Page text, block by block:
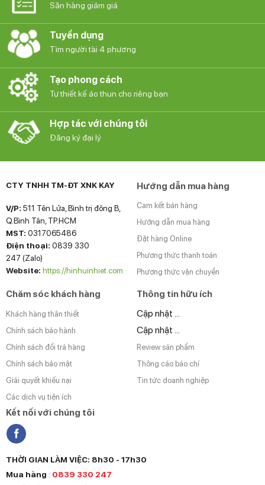
Săn hàng giảm giá
Tuyển dụng
Tìm người tài 4 phương
Tạo phong cách
Tự thiết kế áo thun cho riêng bạn
Hợp tác với chúng tôi
Đăng ký đại lý
CTY TNHH TM-ĐT XNK KAY
V/P: 511 Tên Lửa, Bình trị đông B,
Q.Bình Tân, TP.HCM
MST: 0317065486
Điện thoại: 0839 330
247 (Zalo)
Website: https://hinhuinhiet.com
Hướng dẫn mua hàng
Cam kết bán hàng
Hướng dẫn mua hàng
Đặt hàng Online
Phương thức thanh toán
Phương thức vận chuyển
Chăm sóc khách hàng
Khách hàng thân thiết
Chính sách bảo hành
Chính sách đổi trả hàng
Chính sách bảo mật
Giải quyết khiếu nại
Các dịch vụ tiện ích
Thông tin hữu ích
Cập nhật ...
Cập nhật ...
Review sản phẩm
Thông cáo báo chí
Tin tức doanh nghiệp
Kết nối với chúng tôi
THỜI GIAN LÀM VIỆC: 8h30 - 17h30
Mua hàng : 0839 330 247